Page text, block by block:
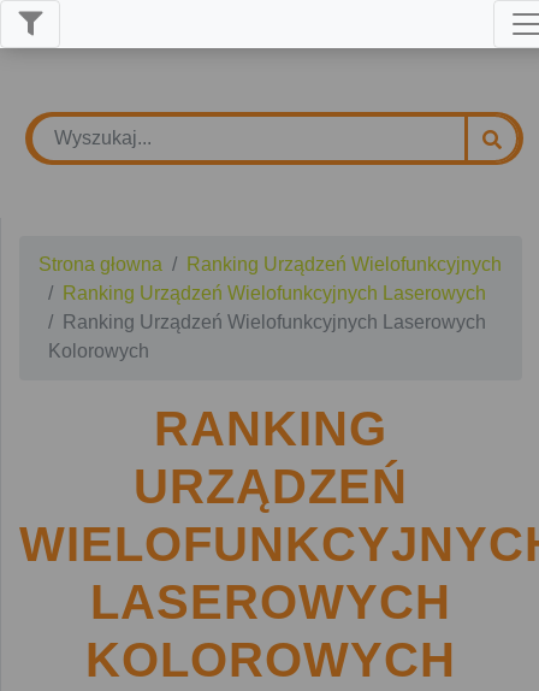
Strona głowna
Ranking Urządzeń Wielofunkcyjnych
Ranking Urządzeń Wielofunkcyjnych Laserowych
Ranking Urządzeń Wielofunkcyjnych Laserowych
Kolorowych
RANKING
URZĄDZEŃ
LASEROWYCH
KOLOROWYCH